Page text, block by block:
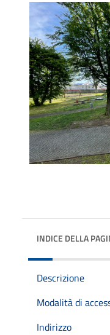
INDICE DELLA
Descrizione
Modalità di
Indirizzo